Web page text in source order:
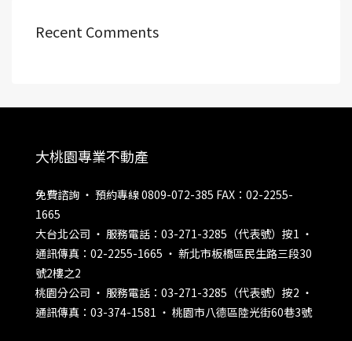
Recent Comments
大桃園專業不動產
免費諮詢 ‧ 預約專線 0809-072-385 FAX：02-2255-
1665
大台北公司 ‧ 服務電話：03-271-3285（代表號）按1 ‧
通訊傳真：02-2255-1665 ‧ 新北市板橋區民生路三段30
號2樓之2
桃園分公司 ‧ 服務電話：03-271-3285（代表號）按2 ‧
通訊傳真：03-374-1581 ‧ 桃園市八德區陸光街60巷3號